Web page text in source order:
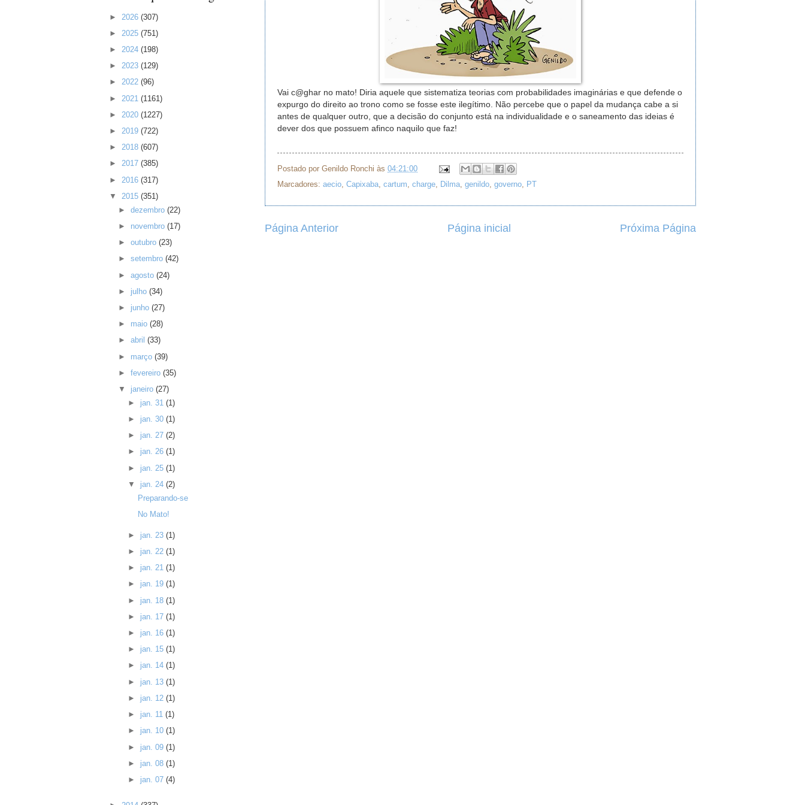
Vai c@ghar no mato! Diria aquele que sistematiza teorias com probabilidades imaginárias e que defende o
expurgo do direito ao trono como se fosse este ilegítimo. Não percebe que o papel da mudança cabe a si
antes de qualquer outro, que a decisão do conjunto está na individualidade e o saneamento das ideias é
dever dos que possuem afinco naquilo que faz!
Postado por Genildo Ronchi às 04:21:00
Marcadores: aecio, Capixaba, cartum, charge, Dilma, genildo, governo, PT
Página Anterior Próxima Página
Página inicial
► 2026 (307)
► 2025 (751)
► 2024 (198)
► 2023 (129)
► 2022 (96)
► 2021 (1161)
► 2020 (1227)
► 2019 (722)
► 2018 (607)
► 2017 (385)
► 2016 (317)
▼ 2015 (351)
►dezembro(22)
► novembro(17)
►outubro(23)
►setembro(42)
►agosto(24)
► julho(34)
► junho(27)
► maio(28)
►abril(33)
► março(39)
►fevereiro(35)
▼ janeiro(27)
► jan. 31 (1)
► jan. 30 (1)
► jan. 27 (2)
► jan. 26 (1)
► jan. 25 (1)
▼ jan. 24 (2)
Preparando-se
No Mato!
► jan. 23 (1)
► jan. 22 (1)
► jan. 21 (1)
► jan. 19 (1)
► jan. 18 (1)
► jan. 17 (1)
► jan. 16 (1)
► jan. 15 (1)
► jan. 14 (1)
► jan. 13 (1)
► jan. 12 (1)
► jan. 11 (1)
► jan. 10 (1)
► jan. 09 (1)
► jan. 08 (1)
► jan. 07 (4)